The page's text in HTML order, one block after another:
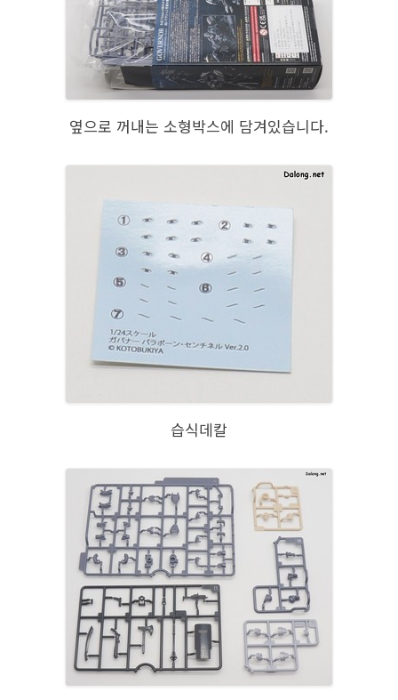
옆으로 꺼내는 소형박스에 담겨있습니다.
습식데칼